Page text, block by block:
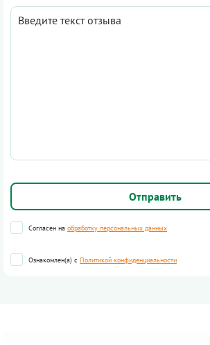
Согласен на обработку персональных данных
Ознакомлен(а) с Политикой конфиденциальности